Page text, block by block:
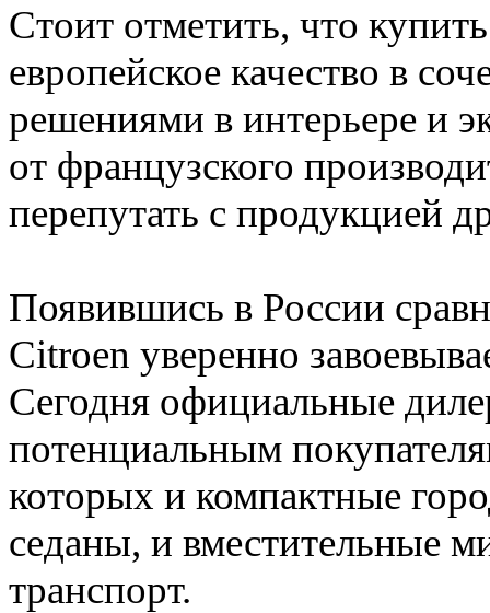
Стоит отметить, что
европейское качество в
решениями в интерьере и
от французского
перепутать с продукцией
Появившись в России
Citroen уверенно
Сегодня официальные
потенциальным
которых и компактные
седаны, и вместительные
транспорт.